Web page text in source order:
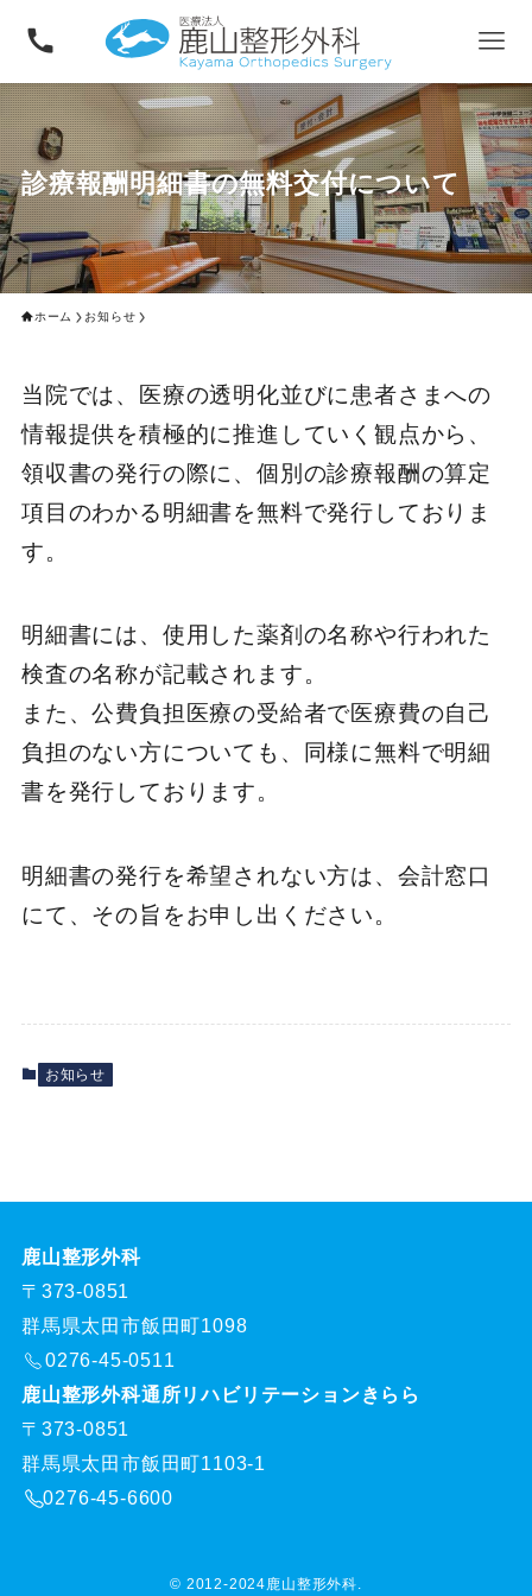
診療報酬明細書の無料交付について
ホーム お知らせ
当院では、医療の透明化並びに患者さまへの
情報提供を積極的に推進していく観点から、
領収書の発行の際に、個別の診療報酬の算定
項目のわかる明細書を無料で発行しておりま
す。
明細書には、使用した薬剤の名称や行われた
検査の名称が記載されます。
また、公費負担医療の受給者で医療費の自己
負担のない方についても、同様に無料で明細
書を発行しております。
明細書の発行を希望されない方は、会計窓口
にて、その旨をお申し出ください。
お知らせ
鹿山整形外科
〒373-0851
群馬県太田市飯田町1098
0276-45-0511
鹿山整形外科通所リハビリテーションきらら
〒373-0851
群馬県太田市飯田町1103-1
0276-45-6600
© 2012-2024鹿山整形外科.